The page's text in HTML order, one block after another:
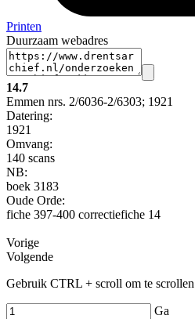
Printen
Duurzaam webadres
14.7
Emmen nrs. 2/6036-2/6303; 1921
Datering:
1921
Omvang:
140 scans
NB:
boek 3183
Oude Orde:
fiche 397-400 correctiefiche 14
Vorige
Volgende
Gebruik CTRL + scroll om te scrollen
Ga